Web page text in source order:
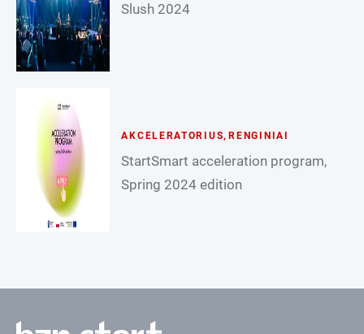
Slush 2024
AKCELERATORIUS, RENGINIAI
StartSmart acceleration program,
Spring 2024 edition